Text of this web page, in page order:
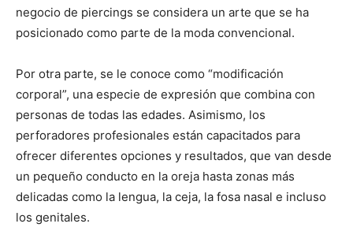
negocio de piercings se considera un arte que se ha
posicionado como parte de la moda convencional.
Por otra parte, se le conoce como “modificación
corporal”, una especie de expresión que combina con
personas de todas las edades. Asimismo, los
perforadores profesionales están capacitados para
ofrecer diferentes opciones y resultados, que van desde
un pequeño conducto en la oreja hasta zonas más
delicadas como la lengua, la ceja, la fosa nasal e incluso
los genitales.